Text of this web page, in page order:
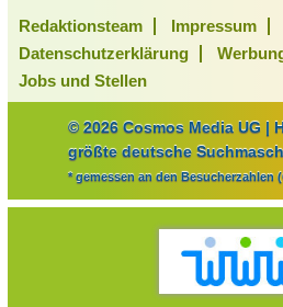
Redaktionsteam Impressum
Datenschutzerklärung
Jobs und Stellen
© 2026 Cosmos Media UG |
größte deutsche
* gemessen an den Besucherzahlen